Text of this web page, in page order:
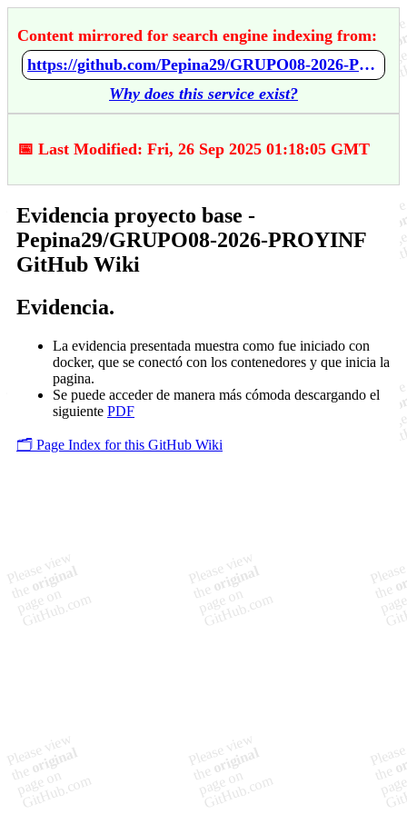
Content mirrored for search engine indexing from:
https://github.com/Pepina29/GRUPO08-2026-PROYINF/wiki/Evidencia-proyecto-base
Why does this service exist?
📅 Last Modified: Fri, 26 Sep 2025 01:18:05 GMT
Evidencia proyecto base -
Pepina29/GRUPO08-2026-PROYINF
GitHub Wiki
Evidencia.
La evidencia presentada muestra como fue iniciado con
docker, que se conectó con los contenedores y que inicia la
pagina.
Se puede acceder de manera más cómoda descargando el
siguiente PDF
🗂️ Page Index for this GitHub Wiki